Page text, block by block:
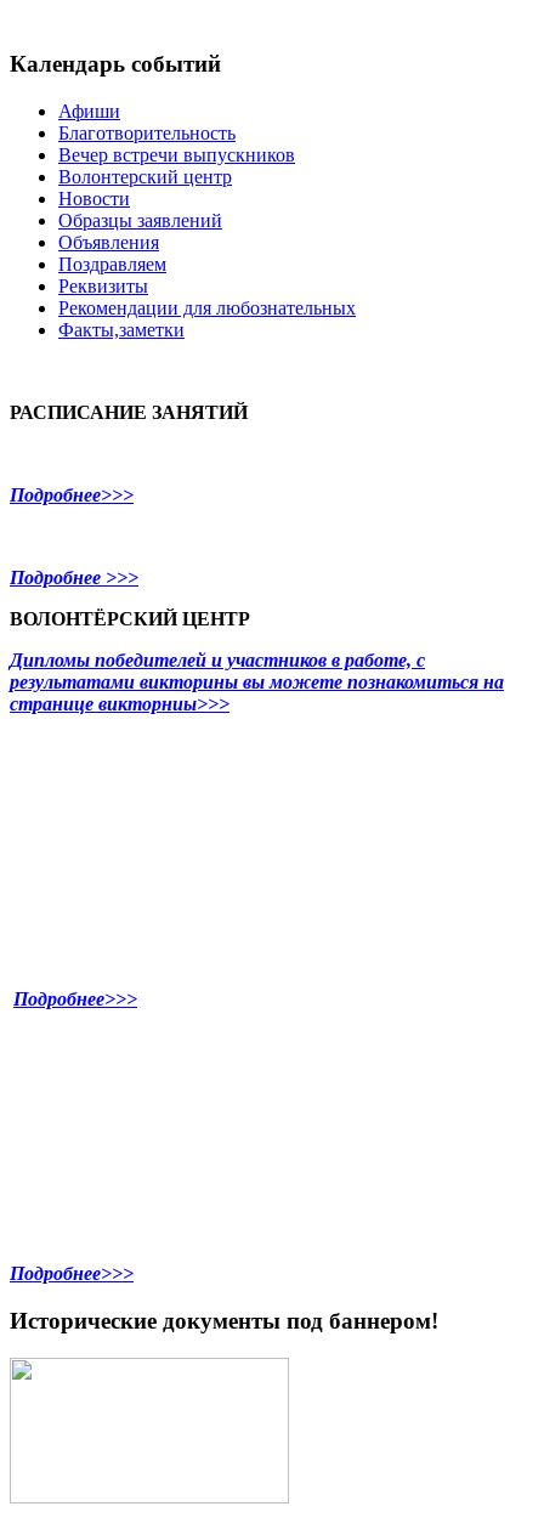
Календарь событий
Афиши
Благотворительность
Вечер встречи выпускников
Волонтерский центр
Новости
Образцы заявлений
Объявления
Поздравляем
Реквизиты
Рекомендации для любознательных
Факты,заметки
РАСПИСАНИЕ ЗАНЯТИЙ
Подробнее>>>
Подробнее >>>
ВОЛОНТЁРСКИЙ ЦЕНТР
Дипломы победителей и участников в работе, с
результатами викторины вы можете познакомиться на
странице викторниы>>>
Подробнее>>>
Подробнее>>>
Исторические документы под баннером!